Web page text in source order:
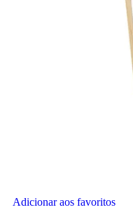
Adicionar aos favoritos